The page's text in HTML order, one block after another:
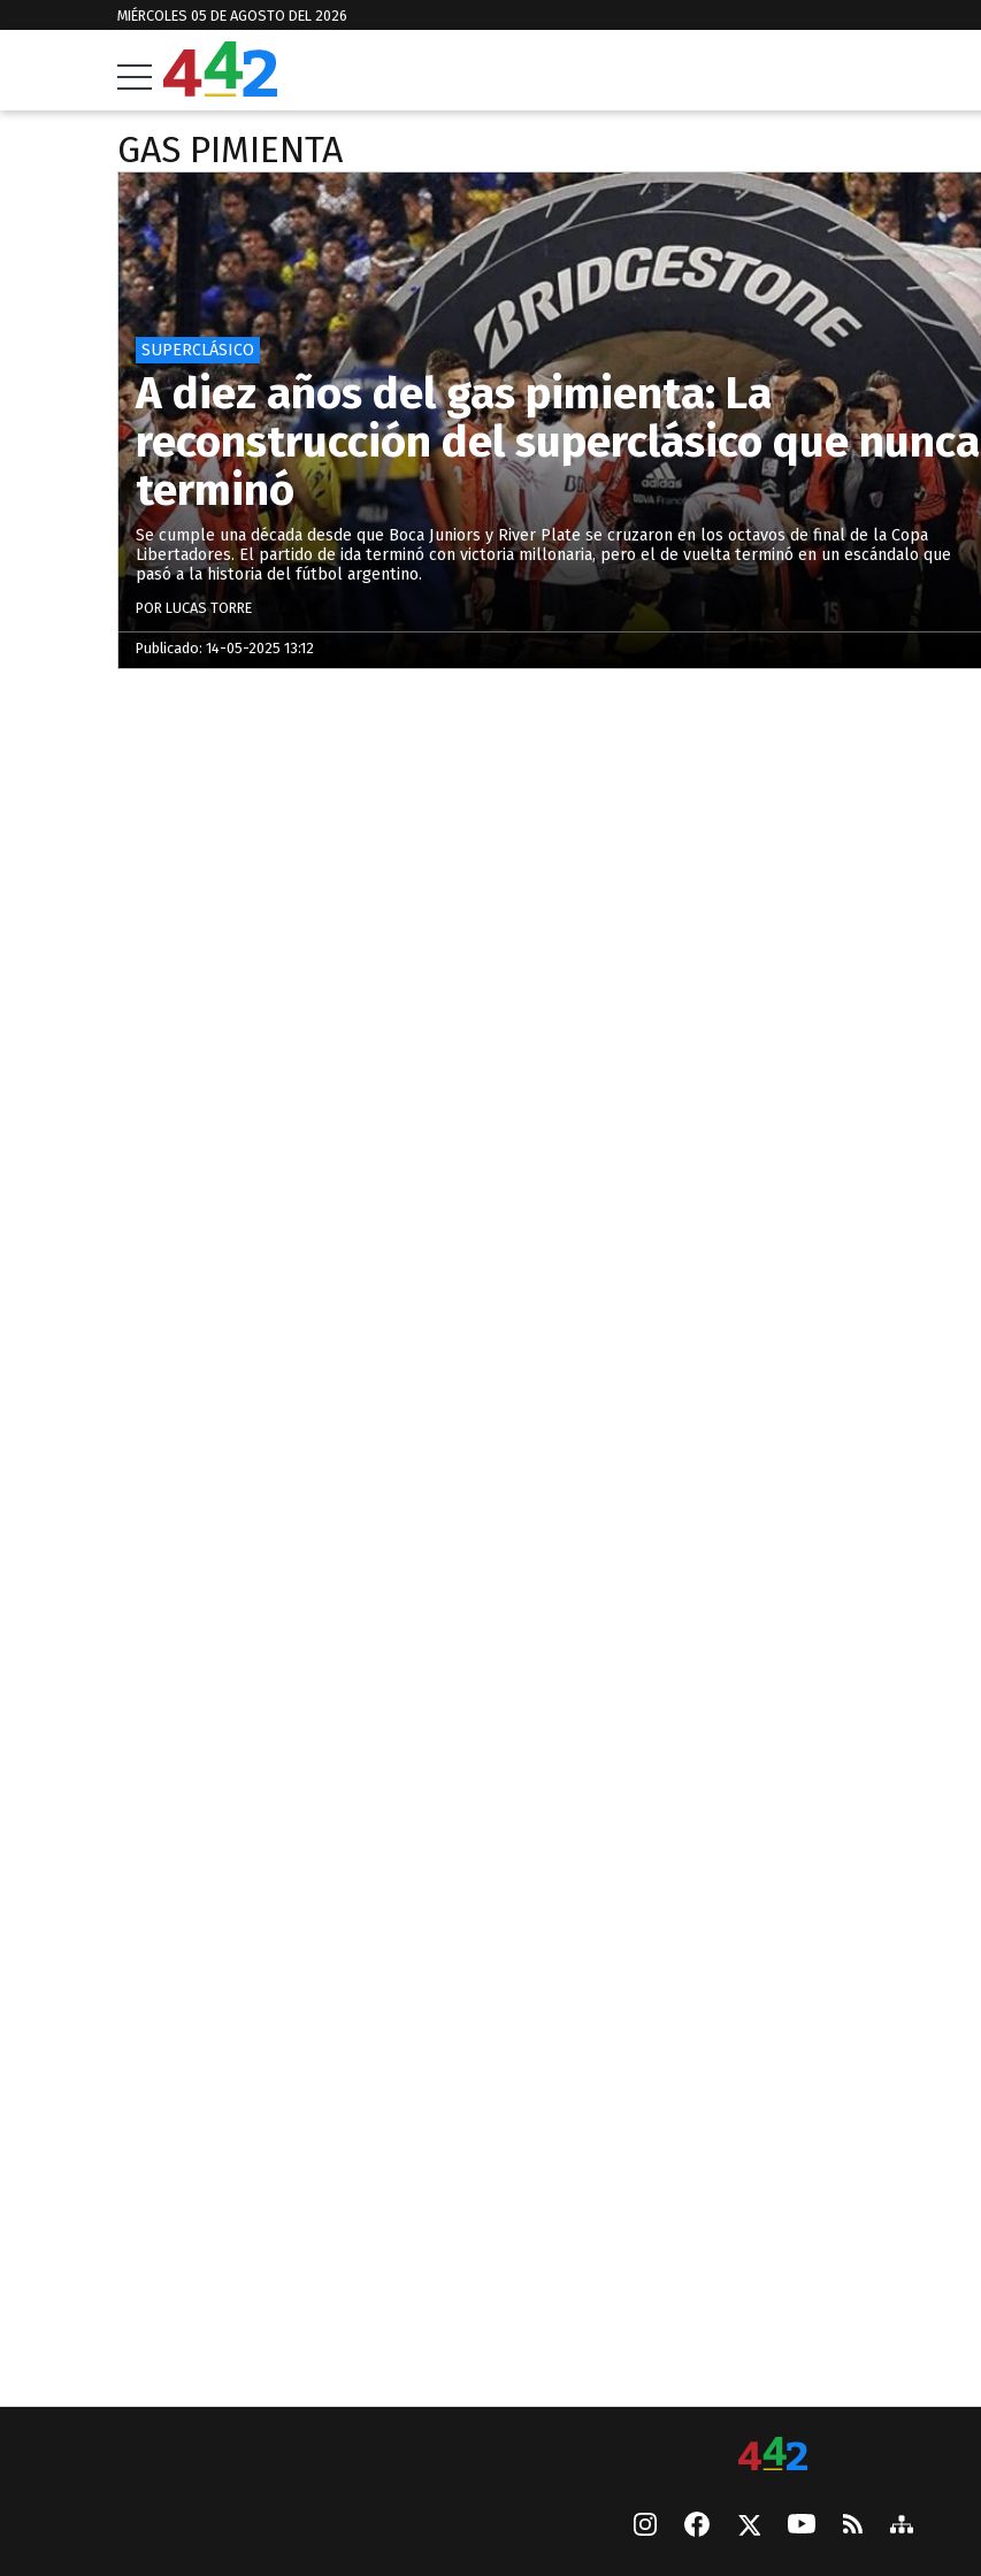
MIÉRCOLES 05 DE AGOSTO DEL 2026
GAS PIMIENTA
SUPERCLÁSICO
A diez años del gas pimienta: La
reconstrucción del superclásico que nunca
terminó
Se cumple una década desde que Boca Juniors y River Plate se cruzaron en los octavos de final de la Copa
Libertadores. El partido de ida terminó con victoria millonaria, pero el de vuelta terminó en un escándalo que
pasó a la historia del fútbol argentino.
POR LUCAS TORRE
Publicado: 14-05-2025 13:12